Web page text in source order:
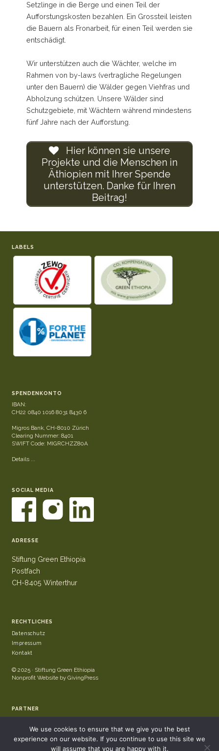
Setzlinge in die Berge und einen Teil der
Aufforstungskosten bezahlen. Ein Grossteil leisten
die Bauern als Fronarbeit, für einen Teil werden sie
entschädigt.
Wir unterstützen auch die Wächter, welche im
Rahmen von by-laws (vertragliche Regelungen
unter den Bauern) die Wälder gegen Viehfras und
Abholzung schützen. Unsere Wälder sind
Schutzgebiete, mit Wächtern während mindestens
fünf Jahre nach der Aufforstung.
Hier können sie unsere
Projekte und die Menschen in
Äthiopien mit Ihrer Spende
unterstützen. Danke für Ihren
Beitrag!
LABELS
SPENDENKONTO
IBAN:
CH22 0840 1016 8031 8430 6
Migros Bank, CH-8010 Zürich
Clearing Nummer: 8401
SWIFT Code: MIGRCHZZ80A
Details ...
SOCIAL MEDIA
ADRESSE
Stiftung Green Ethiopia
Postfach
CH-8405 Winterthur
RECHTLICHES
Datenschutz
Impressum
Kontakt
© 2025 · Stiftung Green Ethiopia
Nonprofit Website by GivingPress
PARTNER
We use cookies to ensure that we give you the best
experience on our website. If you continue to use this site we
will assume that you are happy with it.